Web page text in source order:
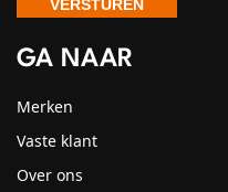
GA NAAR
Merken
Vaste klant
Over ons